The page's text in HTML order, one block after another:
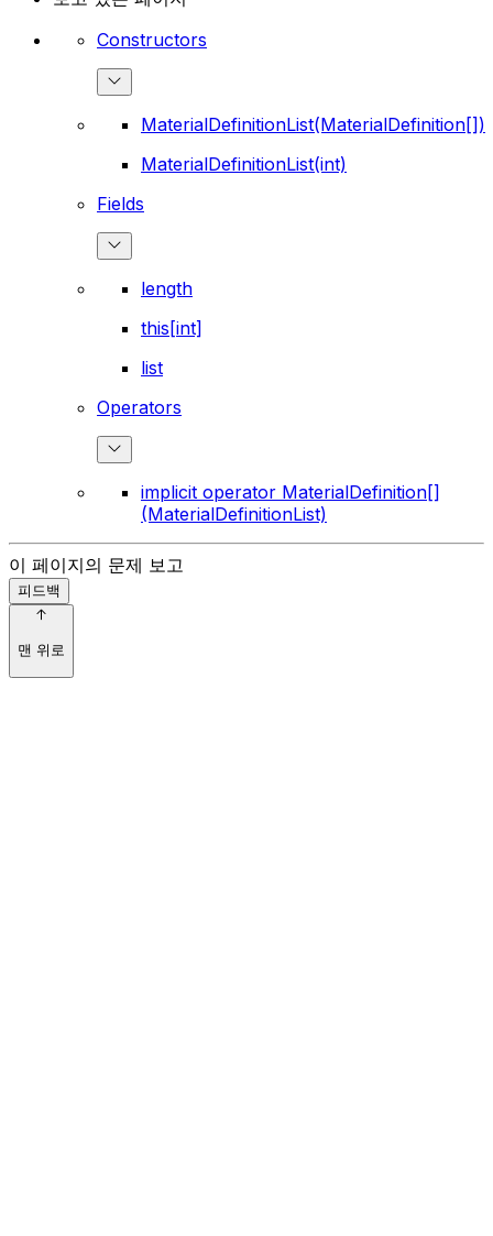
Constructors
MaterialDefinitionList(MaterialDefinition[])
MaterialDefinitionList(int)
Fields
length
this[int]
list
Operators
implicit operator MaterialDefinition[]
(MaterialDefinitionList)
이 페이지의 문제 보고
피드백
맨 위로